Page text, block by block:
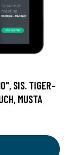
SIS. TIGER-
MUSTA